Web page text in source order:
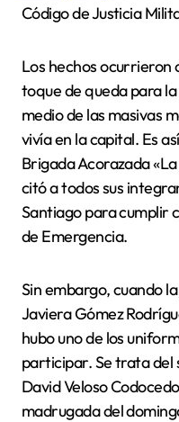
Código de Justicia
Los hechos ocurrieron
toque de queda para
medio de las masivas
vivía en la capital. Es
Brigada Acorazada
citó a todos sus
Santiago para cumplir
de Emergencia.
Sin embargo, cuando
Javiera Gómez
hubo uno de los
participar. Se trata del
David Veloso
madrugada del